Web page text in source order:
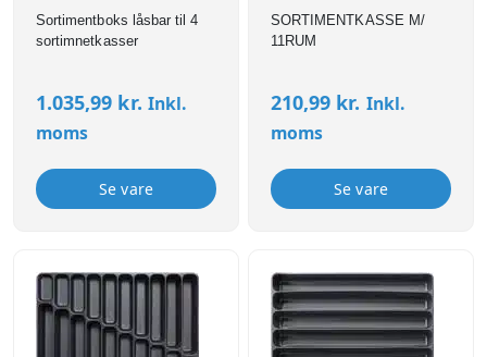
Sortimentboks låsbar til 4
sortimnetkasser
1.035,99 kr. Inkl.
moms
Se vare
SORTIMENTKASSE M/
11RUM
210,99 kr. Inkl.
moms
Se vare